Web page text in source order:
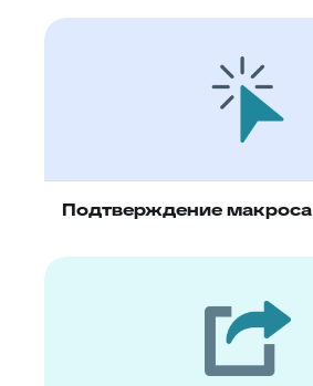
Подтверждение макроса